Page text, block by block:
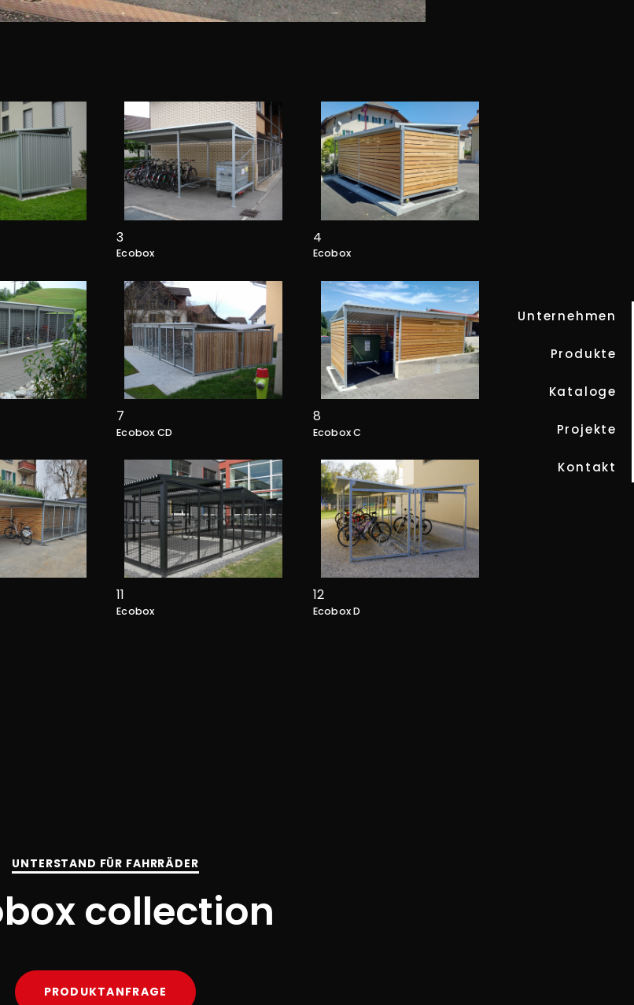
Unternehmen
Produkte
Kataloge
Projekte
Kontakt
3
Ecobox
4
Ecobox
7
Ecobox CD
8
Ecobox C
11
Ecobox
12
Ecobox D
UNTERSTAND FÜR FAHRRÄDER
collection
PRODUKTANFRAGE